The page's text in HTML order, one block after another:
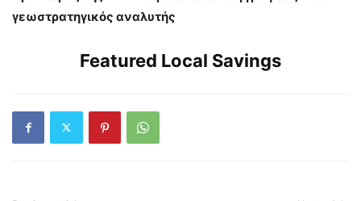
γεωστρατηγικός αναλυτής
Featured Local Savings